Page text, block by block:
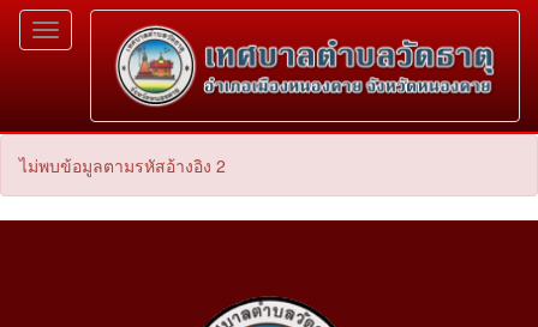
Toggle
navigation
ไม่พบข้อมูลตามรหัสอ้างอิง 2